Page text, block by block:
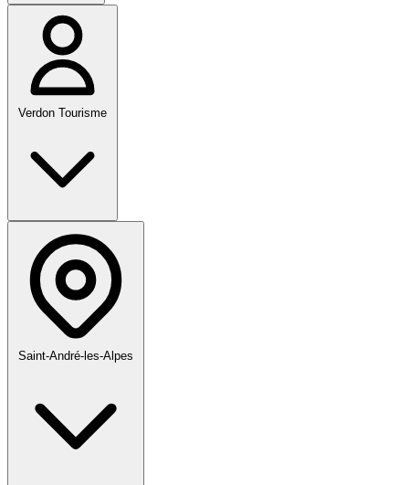
Verdon Tourisme
Saint-André-les-Alpes